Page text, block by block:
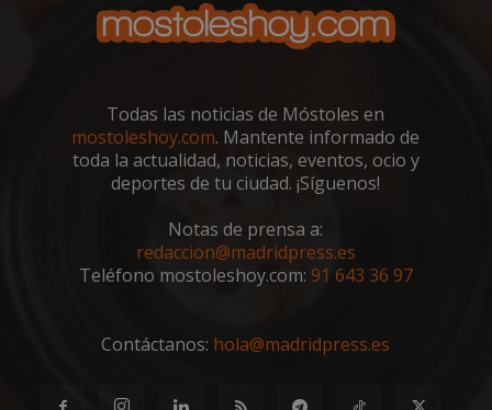
Todas las noticias de Móstoles en
mostoleshoy.com. Mantente informado de
toda la actualidad, noticias, eventos, ocio y
deportes de tu ciudad. ¡Síguenos!
Notas de prensa a:
redaccion@madridpress.es
Teléfono mostoleshoy.com: 91 643 36 97
Contáctanos: hola@madridpress.es
VISITOR_PRIVACY_METADATA
YouTube
.youtube.com
msToken